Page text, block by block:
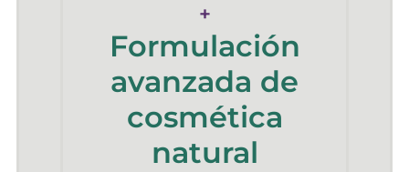
+
Formulación
avanzada de
cosmética
natural